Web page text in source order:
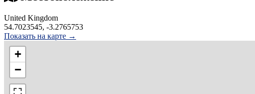
United Kingdom
54.7023545, -3.2765753
Показать на карте →
+
−